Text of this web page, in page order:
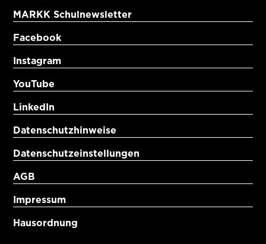
MARKK Schulnewsletter
Facebook
Instagram
YouTube
LinkedIn
Datenschutzhinweise
Datenschutzeinstellungen
AGB
Impressum
Hausordnung